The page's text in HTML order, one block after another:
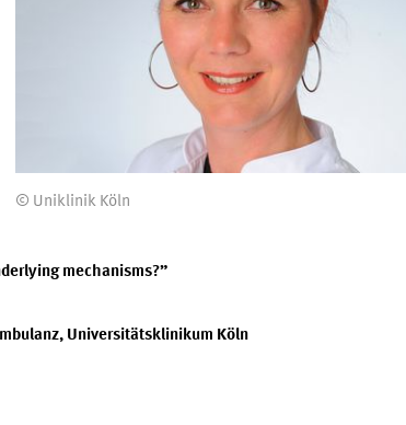
© Uniklinik Köln
mechanisms?”
Universitätsklinikum Köln